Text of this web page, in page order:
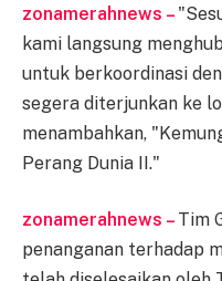
zonamerahnews –
kami langsung
untuk berkoordinasi
segera diterjunkan ke
menambahkan,
Perang Dunia II."
zonamerahnews – Tim
penanganan terhadap